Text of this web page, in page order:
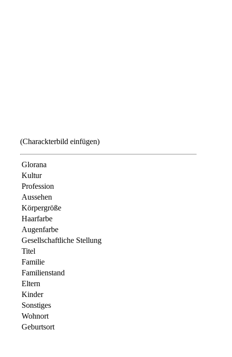
(Charackterbild einfügen)
Glorana
Kultur
Profession
Aussehen
Körpergröße
Haarfarbe
Augenfarbe
Gesellschaftliche Stellung
Titel
Familie
Familienstand
Eltern
Kinder
Sonstiges
Wohnort
Geburtsort